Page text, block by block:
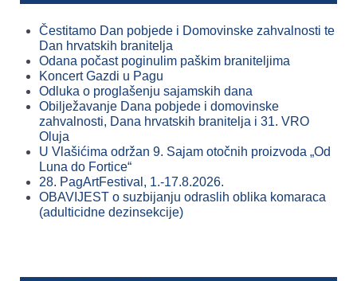
Čestitamo Dan pobjede i Domovinske zahvalnosti te
Dan hrvatskih branitelja
Odana počast poginulim paškim braniteljima
Koncert Gazdi u Pagu
Odluka o proglašenju sajamskih dana
Obilježavanje Dana pobjede i domovinske
zahvalnosti, Dana hrvatskih branitelja i 31. VRO
Oluja
U Vlašićima održan 9. Sajam otočnih proizvoda „Od
Luna do Fortice“
28. PagArtFestival, 1.-17.8.2026.
OBAVIJEST o suzbijanju odraslih oblika komaraca
(adulticidne dezinsekcije)